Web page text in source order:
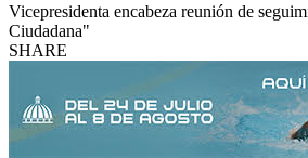
Vicepresidenta encabeza reunión de
Ciudadana"
SHARE